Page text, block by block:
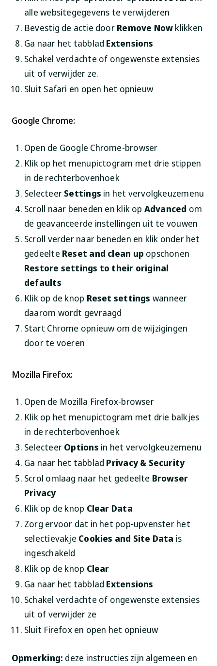
alle websitegegevens te verwijderen
Bevestig de actie door Remove Now klikken
Ga naar het tabblad Extensions
Schakel verdachte of ongewenste extensies
uit of verwijder ze.
Sluit Safari en open het opnieuw
Google Chrome:
Open de Google Chrome-browser
Klik op het menupictogram met drie stippen
in de rechterbovenhoek
Selecteer Settings in het vervolgkeuzemenu
Scroll naar beneden en klik op Advanced om
de geavanceerde instellingen uit te vouwen
Scroll verder naar beneden en klik onder het
gedeelte Reset and clean up opschonen
Restore settings to their original
defaults
Klik op de knop Reset settings wanneer
daarom wordt gevraagd
Start Chrome opnieuw om de wijzigingen
door te voeren
Mozilla Firefox:
Open de Mozilla Firefox-browser
Klik op het menupictogram met drie balkjes
in de rechterbovenhoek
Selecteer Options in het vervolgkeuzemenu
Ga naar het tabblad Privacy & Security
Scrol omlaag naar het gedeelte Browser
Privacy
Klik op de knop Clear Data
Zorg ervoor dat in het pop-upvenster het
selectievakje Cookies and Site Data is
ingeschakeld
Klik op de knop Clear
Ga naar het tabblad Extensions
Schakel verdachte of ongewenste extensies
uit of verwijder ze
Sluit Firefox en open het opnieuw
Opmerking: deze instructies zijn algemeen en